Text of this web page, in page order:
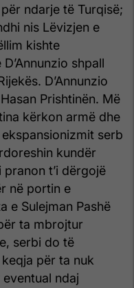
ndarje të Turqisë;
nis Lëvizjen e
kishte
shpall
D’Annunzio
Prishtinën. Më
kërkon armë dhe
serb
kundër
t’i dërgojë
në portin e
e Sulejman Pashë
ta mbrojtur
serbi do të
për ta nuk
ndaj